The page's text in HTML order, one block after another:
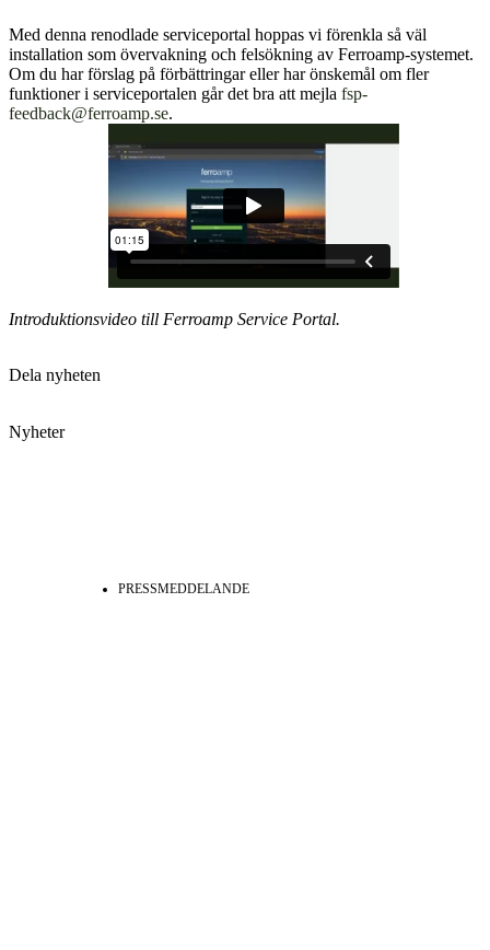
Med denna renodlade serviceportal hoppas vi förenkla så väl
installation som övervakning och felsökning av Ferroamp-systemet.
Om du har förslag på förbättringar eller har önskemål om fler
funktioner i serviceportalen går det bra att mejla fsp-
feedback@ferroamp.se.
Introduktionsvideo till Ferroamp Service Portal.
Dela nyheten
Nyheter
PRESSMEDDELANDE